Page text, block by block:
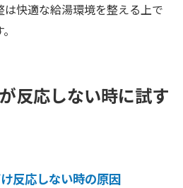
快適な給湯環境を整える上で
反応しない時に試す
反応しない時の原因